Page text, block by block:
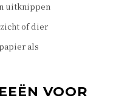
uitknippen
of dier
als
VOOR